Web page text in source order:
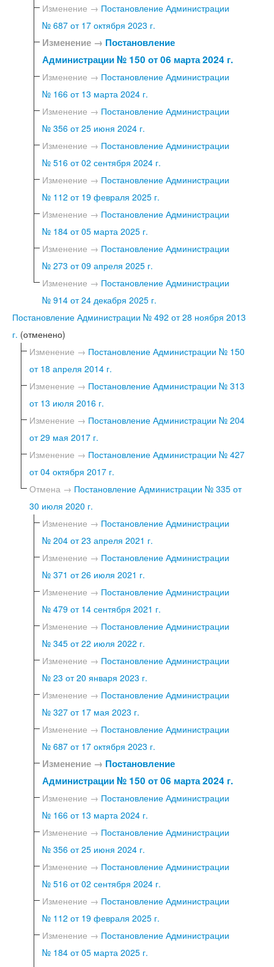
Изменение → Постановление Администрации
№ 687 от 17 октября 2023 г.
Изменение → Постановление
Администрации № 150 от 06 марта 2024 г.
Изменение → Постановление Администрации
№ 166 от 13 марта 2024 г.
Изменение → Постановление Администрации
№ 356 от 25 июня 2024 г.
Изменение → Постановление Администрации
№ 516 от 02 сентября 2024 г.
Изменение → Постановление Администрации
№ 112 от 19 февраля 2025 г.
Изменение → Постановление Администрации
№ 184 от 05 марта 2025 г.
Изменение → Постановление Администрации
№ 273 от 09 апреля 2025 г.
Изменение → Постановление Администрации
№ 914 от 24 декабря 2025 г.
Постановление Администрации № 492 от 28 ноября 2013
г. (отменено)
Изменение → Постановление Администрации № 150
от 18 апреля 2014 г.
Изменение → Постановление Администрации № 313
от 13 июля 2016 г.
Изменение → Постановление Администрации № 204
от 29 мая 2017 г.
Изменение → Постановление Администрации № 427
от 04 октября 2017 г.
Отмена → Постановление Администрации № 335 от
30 июля 2020 г.
Изменение → Постановление Администрации
№ 204 от 23 апреля 2021 г.
Изменение → Постановление Администрации
№ 371 от 26 июля 2021 г.
Изменение → Постановление Администрации
№ 479 от 14 сентября 2021 г.
Изменение → Постановление Администрации
№ 345 от 22 июля 2022 г.
Изменение → Постановление Администрации
№ 23 от 20 января 2023 г.
Изменение → Постановление Администрации
№ 327 от 17 мая 2023 г.
Изменение → Постановление Администрации
№ 687 от 17 октября 2023 г.
Изменение → Постановление
Администрации № 150 от 06 марта 2024 г.
Изменение → Постановление Администрации
№ 166 от 13 марта 2024 г.
Изменение → Постановление Администрации
№ 356 от 25 июня 2024 г.
Изменение → Постановление Администрации
№ 516 от 02 сентября 2024 г.
Изменение → Постановление Администрации
№ 112 от 19 февраля 2025 г.
Изменение → Постановление Администрации
№ 184 от 05 марта 2025 г.